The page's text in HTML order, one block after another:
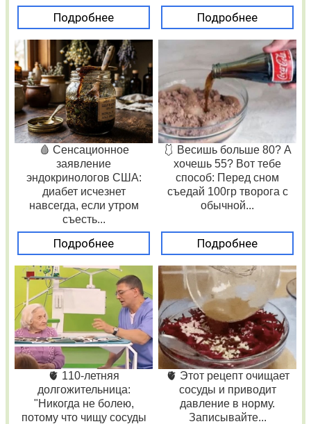
Подробнее Подробнее
🩸 Сенсационное
заявление
эндокринологов США:
диабет исчезнет
навсегда, если утром
съесть...
Подробнее
🩱 Весишь больше 80? А
хочешь 55? Вот тебе
способ: Перед сном
съедай 100гр творога с
обычной...
Подробнее
🫀 110-летняя
долгожительница:
"Никогда не болею,
потому что чищу сосуды
🫀 Этот рецепт очищает
сосуды и приводит
давление в норму.
Записывайте...